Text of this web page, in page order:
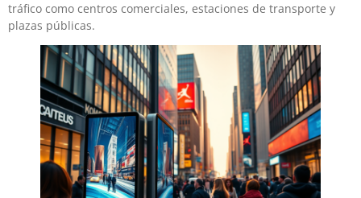
tráfico como centros comerciales, estaciones de transporte y
plazas públicas.